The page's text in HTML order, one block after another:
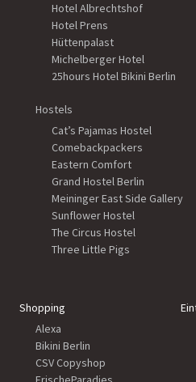
Hotel Albrechtshof
Hotel Prens
Hüttenpalast
Michelberger Hotel
25hours Hotel Bikini Berlin
Hostels
Cat’s Pajamas Hostel
Comebackpackers
Eastern Comfort
Grand Hostel Berlin
Meininger East Side Gallery
Sunflower Hostel
The Circus Hostel
Three Little Pigs
Shopping
Alexa
Bikini Berlin
CSV Copyshop